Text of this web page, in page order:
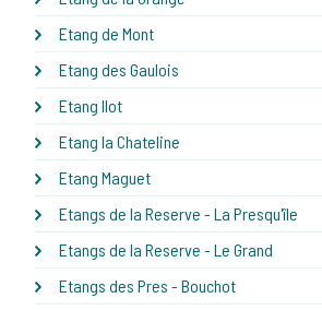
Etang de Mont
Etang des Gaulois
Etang Ilot
Etang la Chateline
Etang Maguet
Etangs de la Reserve - La Presqu'île
Etangs de la Reserve - Le Grand
Etangs des Pres - Bouchot